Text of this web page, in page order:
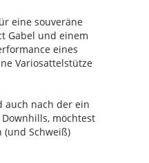
eine souveräne
Gabel und einem
eines
Variosattelstütze
auch nach der ein
möchtest
Schweiß)